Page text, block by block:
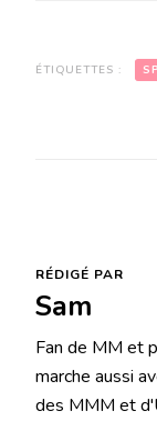
ÉTIQUETTES : SP
RÉDIGÉ PAR
Sam
Fan de MM et
marche aussi
des MMM et